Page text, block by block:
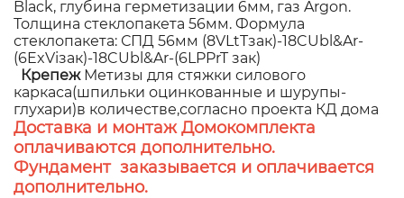
Black, глубина герметизации 6мм, газ Argon.
Толщина стеклопакета 56мм. Формула
стеклопакета: СПД 56мм (8VLtTзак)-18CUbl&Ar-
(6ExViзак)-18CUbl&Ar-(6LPPrT зак)
Крепеж Метизы для стяжки силового
каркаса(шпильки оцинкованные и шурупы-
глухари)в количестве,согласно проекта КД дома
Доставка и монтаж Домокомплекта
оплачиваются дополнительно.
Фундамент заказывается и оплачивается
дополнительно.